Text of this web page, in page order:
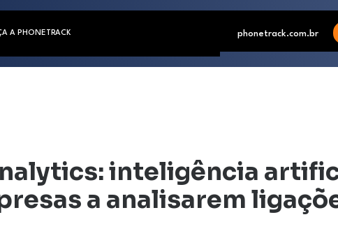
A PHONETRACK phonetrack.com.br
inteligência
a analisarem